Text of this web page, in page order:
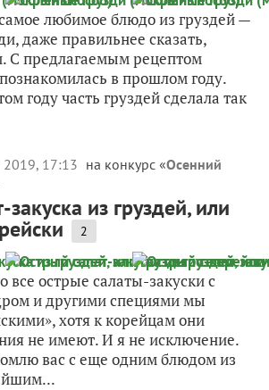
любимое блюдо из груздей —
даже правильнее сказать,
С предлагаемым рецептом
в прошлом году.
году часть груздей сделала так
2019, 17:13 на конкурс «Осенний
из груздей, или
2
острые салаты-закуски с
и другими специями мы
хотя к корейцам они
не имеют. И я не исключение.
вас с еще одним блюдом из